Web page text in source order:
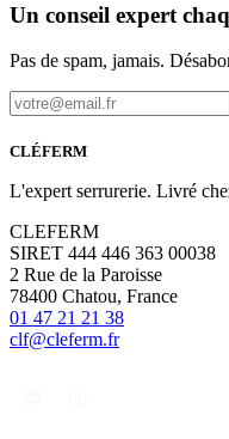
Un conseil expert
Pas de spam, jamais.
CLÉFERM
L'expert serrurerie. Livré
CLEFERM
SIRET 444 446 363 00038
2 Rue de la Paroisse
78400 Chatou, France
01 47 21 21 38
clf@cleferm.fr